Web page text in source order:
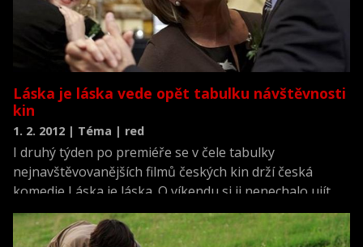
Láska je láska vede opět tabulku návštěvnosti
kin
1. 2. 2012 | Téma | red
I druhý týden po premiéře se v čele tabulky
nejnavštěvovanějších filmů českých kin drží česká
komedie Láska je láska. O víkendu si ji nenechalo ujít
přes 36.000 diváků, kteří v pokladnách nechali více než
4,8 milionu korun.